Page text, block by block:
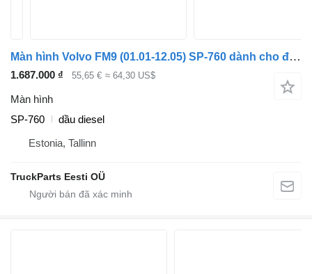
Màn hình Volvo FM9 (01.01-12.05) SP-760 dành cho đầu kéo Volvo FM7-FM12, FM, FMX (1998-2014)
1.687.000 ₫ 55,65 € ≈ 64,30 US$
Màn hình
SP-760
dầu diesel
Estonia, Tallinn
TruckParts Eesti OÜ